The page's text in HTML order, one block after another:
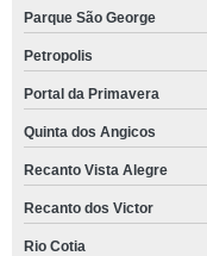
local para fazer festa
local para eventos Vila
local para eventos
local para confraternização
Parque São George
Petropolis
Portal da Primavera
Quinta dos Angicos
Recanto Vista Alegre
Recanto dos Victor
Rio Cotia